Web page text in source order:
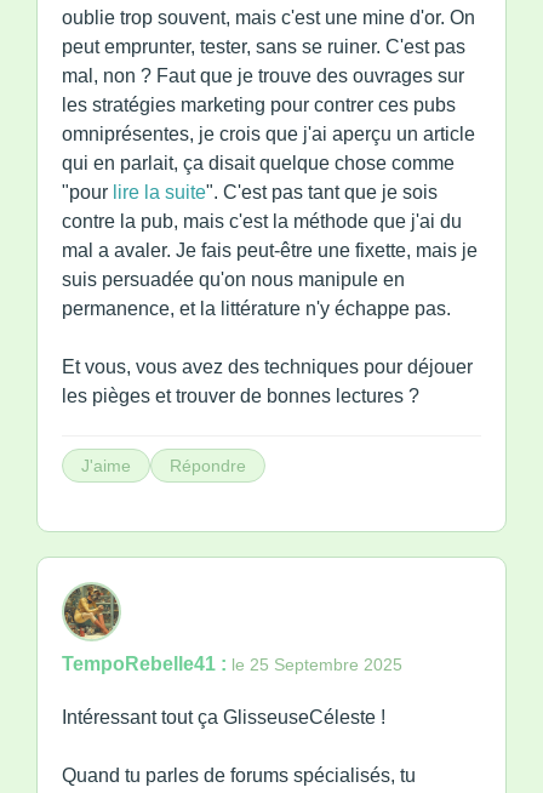
oublie trop souvent, mais c'est une mine d'or. On
peut emprunter, tester, sans se ruiner. C'est pas
mal, non ? Faut que je trouve des ouvrages sur
les stratégies marketing pour contrer ces pubs
omniprésentes, je crois que j'ai aperçu un article
qui en parlait, ça disait quelque chose comme
"pour lire la suite". C'est pas tant que je sois
contre la pub, mais c'est la méthode que j'ai du
mal a avaler. Je fais peut-être une fixette, mais je
suis persuadée qu'on nous manipule en
permanence, et la littérature n'y échappe pas.
Et vous, vous avez des techniques pour déjouer
les pièges et trouver de bonnes lectures ?
J'aime Répondre
TempoRebelle41 : le 25 Septembre 2025
Intéressant tout ça GlisseuseCéleste !
Quand tu parles de forums spécialisés, tu